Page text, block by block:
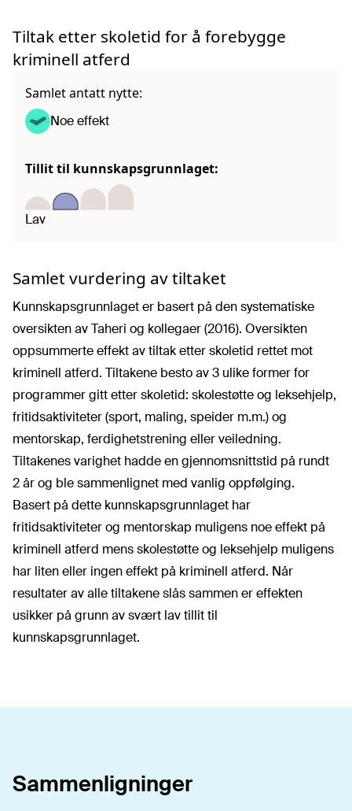
Tiltak etter skoletid for å forebygge
kriminell atferd
Samlet antatt nytte:
Noe effekt
Tillit til kunnskapsgrunnlaget:
Lav
Samlet vurdering av tiltaket
Kunnskapsgrunnlaget er basert på den systematiske
oversikten av Taheri og kollegaer (2016). Oversikten
oppsummerte effekt av tiltak etter skoletid rettet mot
kriminell atferd. Tiltakene besto av 3 ulike former for
programmer gitt etter skoletid: skolestøtte og leksehjelp,
fritidsaktiviteter (sport, maling, speider m.m.) og
mentorskap, ferdighetstrening eller veiledning.
Tiltakenes varighet hadde en gjennomsnittstid på rundt
2 år og ble sammenlignet med vanlig oppfølging.
Basert på dette kunnskapsgrunnlaget har
fritidsaktiviteter og mentorskap muligens noe effekt på
kriminell atferd mens skolestøtte og leksehjelp muligens
har liten eller ingen effekt på kriminell atferd. Når
resultater av alle tiltakene slås sammen er effekten
usikker på grunn av svært lav tillit til
kunnskapsgrunnlaget.
Sammenligninger